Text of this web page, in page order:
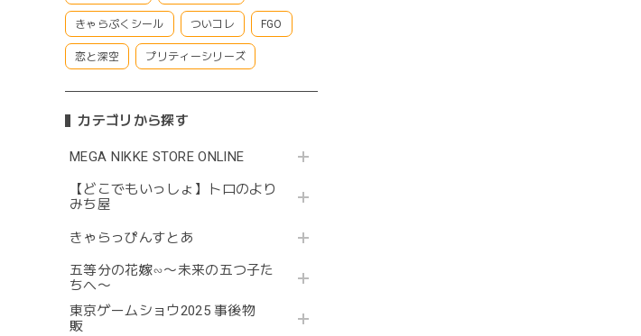
きゃらぷくシール ついコレ FGO
恋と深空 プリティーシリーズ
カテゴリから探す
MEGA NIKKE STORE ONLINE
【どこでもいっしょ】トロのより
みち屋
きゃらっぴんすとあ
五等分の花嫁∽〜未来の五つ子た
ちへ〜
東京ゲームショウ2025 事後物
販